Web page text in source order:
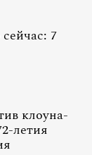
7
клоуна-
летия